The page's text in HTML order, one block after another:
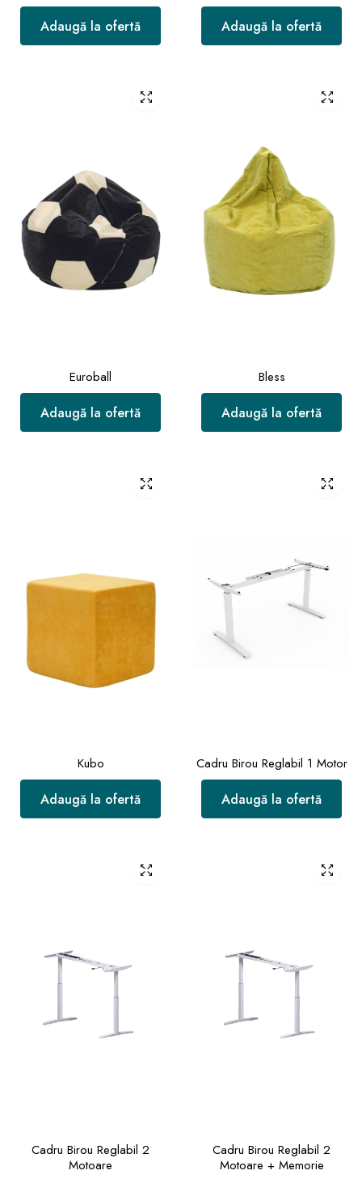
Adaugă la ofertă Adaugă la ofertă
Euroball
Adaugă la ofertă
Bless
Adaugă la ofertă
Kubo
Adaugă la ofertă
Cadru Birou Reglabil 1 Motor
Adaugă la ofertă
Cadru Birou Reglabil 2
Motoare
Cadru Birou Reglabil 2
Motoare + Memorie